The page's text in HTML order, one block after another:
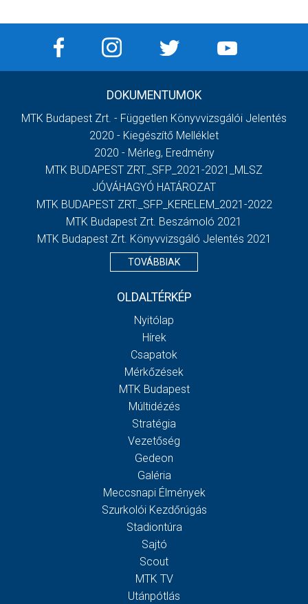
DOKUMENTUMOK
MTK Budapest Zrt. - Független Könyvvizsgálói Jelentés
2020 - Kiegészítő Melléklet
2020 - Mérleg, Eredmény
MTK BUDAPEST ZRT._SFP_2021-2021_MLSZ
JÓVÁHAGYÓ HATÁROZAT
MTK BUDAPEST ZRT._SFP_KERELEM_2021-2022
MTK Budapest Zrt. Beszámoló 2021
MTK Budapest Zrt. Könyvvizsgáló Jelentés 2021
TOVÁBBIAK
OLDALTÉRKÉP
Nyitólap
Hírek
Csapatok
Mérkőzések
MTK Budapest
Múltidézés
Stratégia
Vezetőség
Gedeon
Galéria
Meccsnapi Élmények
Szurkolói Kezdőrúgás
Stadiontúra
Sajtó
Scout
MTK TV
Utánpótlás